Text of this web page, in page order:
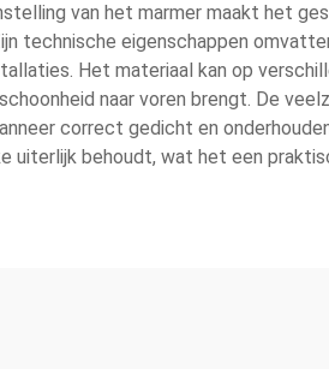
van het marmer maakt het
technische eigenschappen
Het materiaal kan op
naar voren brengt. De
correct gedicht en
uiterlijk behoudt, wat het een